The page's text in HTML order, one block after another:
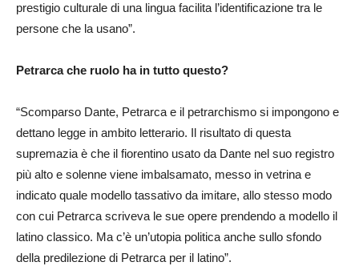
prestigio culturale di una lingua facilita l’identificazione tra le
persone che la usano”.
Petrarca che ruolo ha in tutto questo?
“Scomparso Dante, Petrarca e il petrarchismo si impongono e
dettano legge in ambito letterario. Il risultato di questa
supremazia è che il fiorentino usato da Dante nel suo registro
più alto e solenne viene imbalsamato, messo in vetrina e
indicato quale modello tassativo da imitare, allo stesso modo
con cui Petrarca scriveva le sue opere prendendo a modello il
latino classico. Ma c’è un’utopia politica anche sullo sfondo
della predilezione di Petrarca per il latino”.